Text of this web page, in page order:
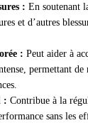
: En soutenant
et d’autres
: Peut aider à
permettant
: Contribue à la
sans les